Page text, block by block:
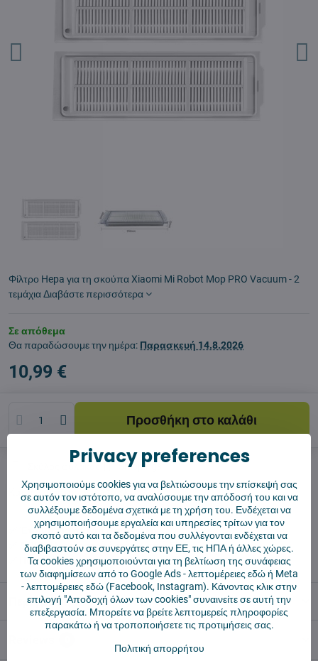
Φίλτρο Hepa για τη σκούπα Xiaomi Mi Robot Mop PRO Vacuum - 2
τεμάχιαΔιαβάστε περισσότερα
Σε απόθεμα
Θα παραδώσουμε την ημέρα: Παρασκευή 14.8.2026
10,99 €
Προσθήκη στο καλάθι
Shippings
Κατασκευαστής: Vysajto.sk
✅ Έτοιμο για άμεση αποστολή
✅ ΔΩΡΕΑΝ αποστολή πάνω από 55 €
✅ Πολιτική επιστροφής 14 ημερών
Περιγραφή
Privacy preferences
Χρησιμοποιούμε cookies για να βελτιώσουμε την επίσκεψή σας
σε αυτόν τον ιστότοπο, να αναλύσουμε την απόδοσή του και να
συλλέξουμε δεδομένα σχετικά με τη χρήση του. Ενδέχεται να
χρησιμοποιήσουμε εργαλεία και υπηρεσίες τρίτων για τον
σκοπό αυτό και τα δεδομένα που συλλέγονται ενδέχεται να
διαβιβαστούν σε συνεργάτες στην ΕΕ, τις ΗΠΑ ή άλλες χώρες.
Τα cookies χρησιμοποιούνται για τη βελτίωση της συνάφειας
των διαφημίσεων από το Google Ads -λεπτομέρειες εδώή Meta
-λεπτομέρειες εδώ (Facebook, Instagram). Κάνοντας κλικ στην
επιλογή "Αποδοχή όλων των cookies" συναινείτε σε αυτή την
επεξεργασία. Μπορείτε να βρείτε λεπτομερείς πληροφορίες
παρακάτω ή να τροποποιήσετε τις προτιμήσεις σας.
Πολιτική απορρήτου